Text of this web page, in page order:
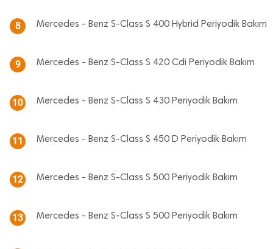
8 Mercedes - Benz S-Class S 400 Hybrid Periyodik Bakım
9 Mercedes - Benz S-Class S 420 Cdi Periyodik Bakım
10 Mercedes - Benz S-Class S 430 Periyodik Bakım
11 Mercedes - Benz S-Class S 450 D Periyodik Bakım
12 Mercedes - Benz S-Class S 500 Periyodik Bakım
13 Mercedes - Benz S-Class S 500 Periyodik Bakım